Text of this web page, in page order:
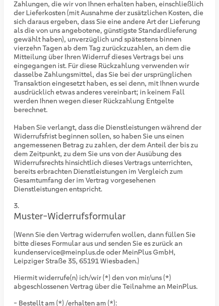
Zahlungen, die wir von Ihnen erhalten haben, einschließlich
der Lieferkosten (mit Ausnahme der zusätzlichen Kosten, die
sich daraus ergeben, dass Sie eine andere Art der Lieferung
als die von uns angebotene, günstigste Standardlieferung
gewählt haben), unverzüglich und spätestens binnen
vierzehn Tagen ab dem Tag zurückzuzahlen, an dem die
Mitteilung über Ihren Widerruf dieses Vertrags bei uns
eingegangen ist. Für diese Rückzahlung verwenden wir
dasselbe Zahlungsmittel, das Sie bei der ursprünglichen
Transaktion eingesetzt haben, es sei denn, mit Ihnen wurde
ausdrücklich etwas anderes vereinbart; in keinem Fall
werden Ihnen wegen dieser Rückzahlung Entgelte
berechnet.
Haben Sie verlangt, dass die Dienstleistungen während der
Widerrufsfrist beginnen sollen, so haben Sie uns einen
angemessenen Betrag zu zahlen, der dem Anteil der bis zu
dem Zeitpunkt, zu dem Sie uns von der Ausübung des
Widerrufsrechts hinsichtlich dieses Vertrags unterrichten,
bereits erbrachten Dienstleistungen im Vergleich zum
Gesamtumfang der im Vertrag vorgesehenen
Dienstleistungen entspricht.
Muster-Widerrufsformular
(Wenn Sie den Vertrag widerrufen wollen, dann füllen Sie
bitte dieses Formular aus und senden Sie es zurück an
kundenservice@meinplus.de oder MeinPlus GmbH,
Leipziger Straße 35, 65191 Wiesbaden.)
Hiermit widerrufe(n) ich/wir (*) den von mir/uns (*)
abgeschlossenen Vertrag über die Teilnahme an MeinPlus.
- Bestellt am (*) /erhalten am (*):